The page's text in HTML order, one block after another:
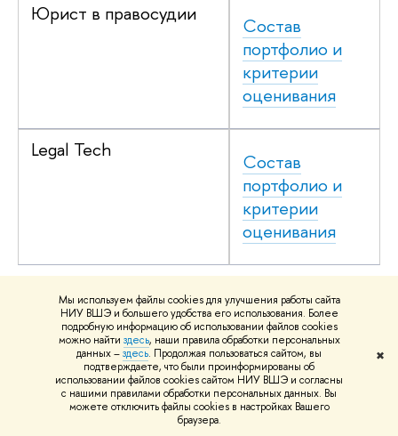
Мы используем файлы cookies для улучшения работы сайта
НИУ ВШЭ и большего удобства его использования. Более
подробную информацию об использовании файлов cookies
можно найти здесь, наши правила обработки персональных
данных –здесь. Продолжая пользоваться сайтом, вы
подтверждаете, что были проинформированы об
использовании файлов cookies сайтом НИУ ВШЭ и согласны
с нашими правилами обработки персональных данных. Вы
можете отключить файлы cookies в настройках Вашего
браузера.
✖
Юрист в правосудии
Состав
портфолио и
критерии
оценивания
Legal Tech
Состав
портфолио и
критерии
оценивания
Расписание собеседований,
проводимых в рамках конкурса
портфолио, для поступающих в